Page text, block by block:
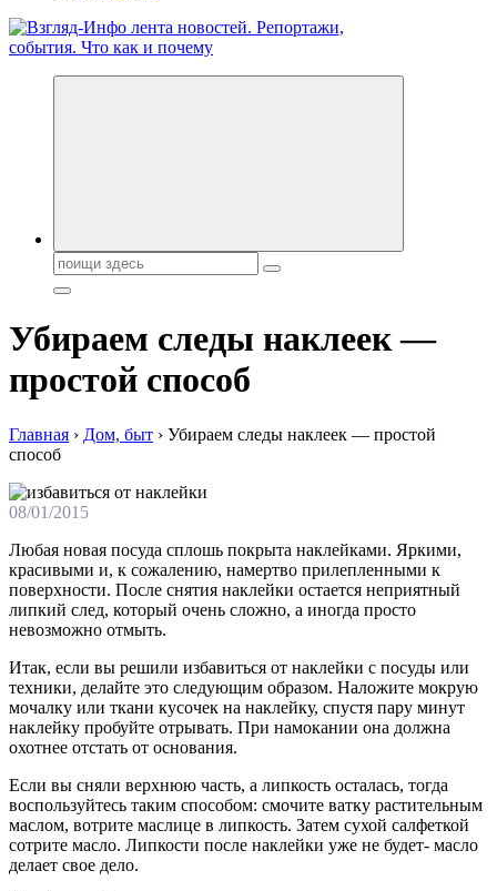
Обо всем и обо всех, что зачем и почему. Новости политики,
Поиск:
Убираем следы наклеек —
простой способ
Главная › Дом, быт › Убираем следы наклеек — простой
способ
08/01/2015
Любая новая посуда сплошь покрыта наклейками. Яркими,
красивыми и, к сожалению, намертво прилепленными к
поверхности. После снятия наклейки остается неприятный
липкий след, который очень сложно, а иногда просто
невозможно отмыть.
Итак, если вы решили избавиться от наклейки с посуды или
техники, делайте это следующим образом. Наложите мокрую
мочалку или ткани кусочек на наклейку, спустя пару минут
наклейку пробуйте отрывать. При намокании она должна
охотнее отстать от основания.
Если вы сняли верхнюю часть, а липкость осталась, тогда
воспользуйтесь таким способом: смочите ватку растительным
маслом, вотрите маслице в липкость. Затем сухой салфеткой
сотрите масло. Липкости после наклейки уже не будет- масло
делает свое дело.